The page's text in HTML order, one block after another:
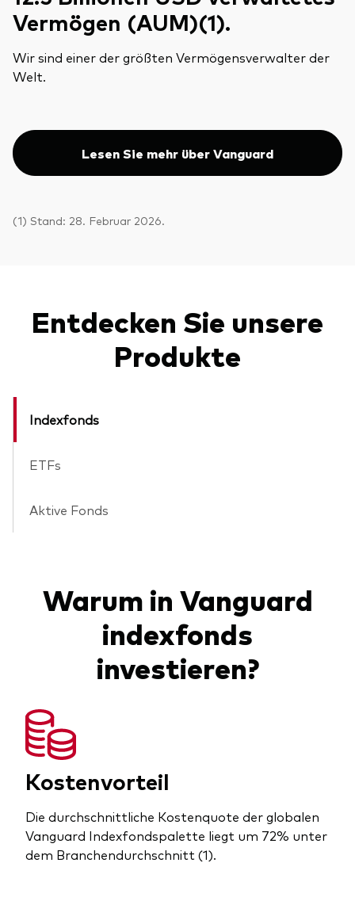
Vermögen (AUM)(1).
Wir sind einer der größten Vermögensverwalter der
Welt.
Lesen Sie mehr über Vanguard
(1) Stand: 28. Februar 2026.
Entdecken Sie unsere
Produkte
Indexfonds
ETFs
Aktive Fonds
Warum in Vanguard
indexfonds
investieren?
Kostenvorteil
Die durchschnittliche Kostenquote der globalen
Vanguard Indexfondspalette liegt um 72% unter
dem Branchendurchschnitt (1).